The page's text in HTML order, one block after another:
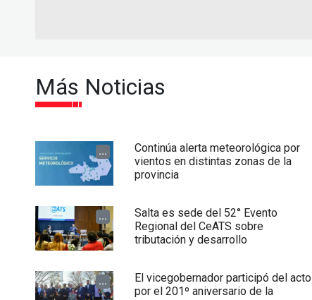
Más Noticias
...
Continúa alerta meteorológica por
vientos en distintas zonas de la
provincia
...
Salta es sede del 52° Evento
Regional del CeATS sobre
tributación y desarrollo
...
El vicegobernador participó del acto
por el 201º aniversario de la